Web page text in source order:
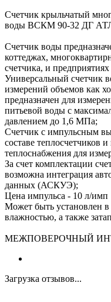
Счетчик крыльчатый
воды ВСКМ 90-32 ДГ
Счетчик воды
коттеджах,
счетчика, и
Универсальный счетчик
измерений объемов как
предназначен для
питьевой воды с
давлением до 1,6 МПа;
Счетчик с импульсным
составе теплосчетчиков
теплоснабжения для
За счет комплектации
возможна интеграция
данных (АСКУЭ);
Цена импульса - 10 л/имп
Может быть установлен
влажностью, а также
МЕЖПОВЕРОЧНЫЙ
Загрузка отзывов...